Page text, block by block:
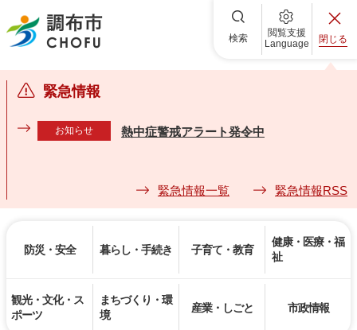
調布市 検索
閲覧支援
Language
閉じる
緊急情報
お知らせ 熱中症警戒アラート発令中
緊急情報一覧 緊急情報RSS
防災・安全 暮らし・手続き 子育て・教育
健康・医療・福
祉
観光・文化・ス
ポーツ
まちづくり・環
境
産業・しごと 市政情報